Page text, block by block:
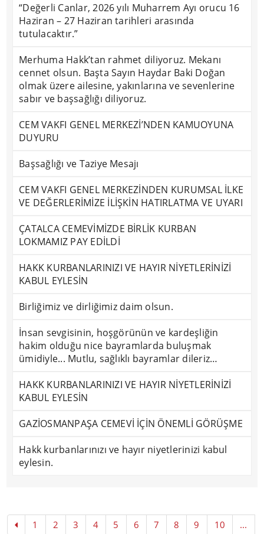
“Değerli Canlar, 2026 yılı Muharrem Ayı orucu 16
Haziran – 27 Haziran tarihleri arasında
tutulacaktır.”
Merhuma Hakk’tan rahmet diliyoruz. Mekanı
cennet olsun. Başta Sayın Haydar Baki Doğan
olmak üzere ailesine, yakınlarına ve sevenlerine
sabır ve başsağlığı diliyoruz.
CEM VAKFI GENEL MERKEZİ’NDEN KAMUOYUNA
DUYURU
Başsağlığı ve Taziye Mesajı
CEM VAKFI GENEL MERKEZİNDEN KURUMSAL İLKE
VE DEĞERLERİMİZE İLİŞKİN HATIRLATMA VE UYARI
ÇATALCA CEMEVİMİZDE BİRLİK KURBAN
LOKMAMIZ PAY EDİLDİ
HAKK KURBANLARINIZI VE HAYIR NİYETLERİNİZİ
KABUL EYLESİN
Birliğimiz ve dirliğimiz daim olsun.
İnsan sevgisinin, hoşgörünün ve kardeşliğin
hakim olduğu nice bayramlarda buluşmak
ümidiyle... Mutlu, sağlıklı bayramlar dileriz…
HAKK KURBANLARINIZI VE HAYIR NİYETLERİNİZİ
KABUL EYLESİN
GAZİOSMANPAŞA CEMEVİ İÇİN ÖNEMLİ GÖRÜŞME
Hakk kurbanlarınızı ve hayır niyetlerinizi kabul
eylesin.
1 2 3 4 5 6 7 8 9 10 ...